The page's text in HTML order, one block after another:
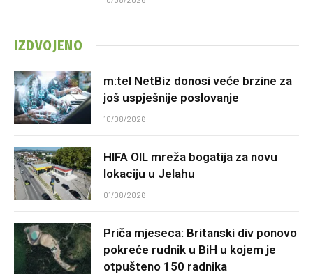
IZDVOJENO
m:tel NetBiz donosi veće brzine za
još uspješnije poslovanje
10/08/2026
HIFA OIL mreža bogatija za novu
lokaciju u Jelahu
01/08/2026
Priča mjeseca: Britanski div ponovo
pokreće rudnik u BiH u kojem je
otpušteno 150 radnika